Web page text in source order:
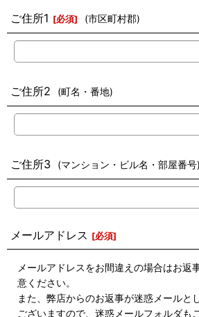
ご住所1 [必須] (市区町村郡)
ご住所2 (町名・番地)
ご住所3 (マンション・ビル名・部屋番号)
メールアドレス [必須]
メールアドレスをお間違えの場合はお返
意ください。
また、弊店からのお返事が迷惑メールと
ございますので、迷惑メールフォルダも